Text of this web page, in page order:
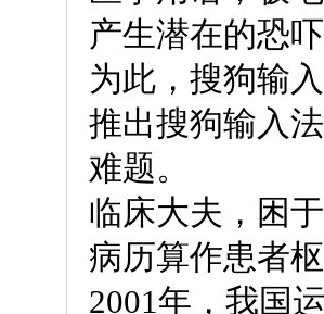
产生潜在的恐
为此，搜狗输
推出搜狗输入
难题。
临床大夫，困
病历算作患者
2001年，我国